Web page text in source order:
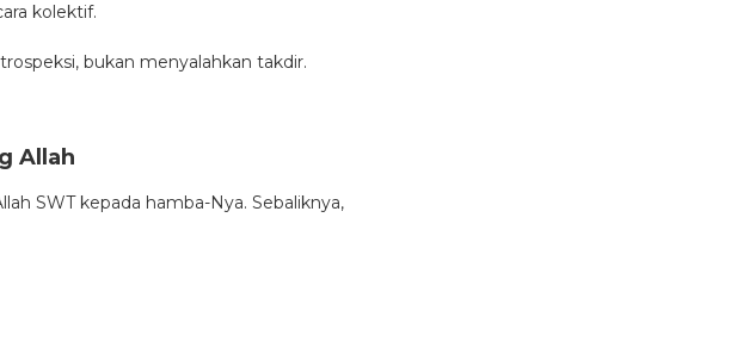
kolektif.
bukan menyalahkan takdir.
Allah
SWT kepada hamba-Nya. Sebaliknya,